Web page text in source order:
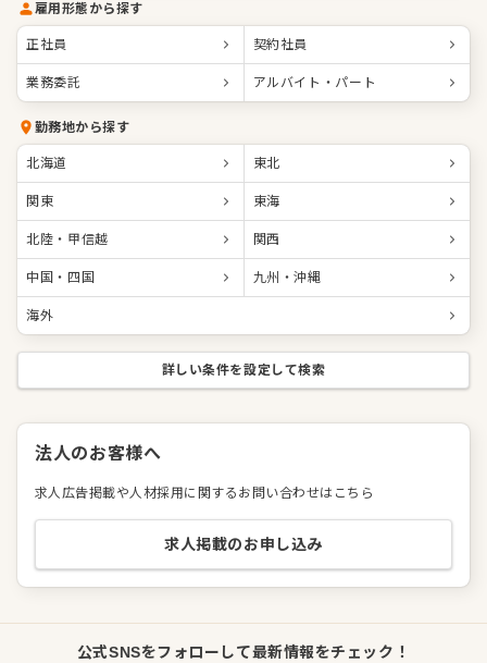
雇用形態から探す
正社員 契約社員
業務委託 アルバイト・パート
勤務地から探す
北海道 東北
関東 東海
北陸・甲信越 関西
中国・四国 九州・沖縄
海外
詳しい条件を設定して検索
法人のお客様へ
求人広告掲載や人材採用に関するお問い合わせはこちら
求人掲載のお申し込み
公式SNSをフォローして最新情報をチェック！